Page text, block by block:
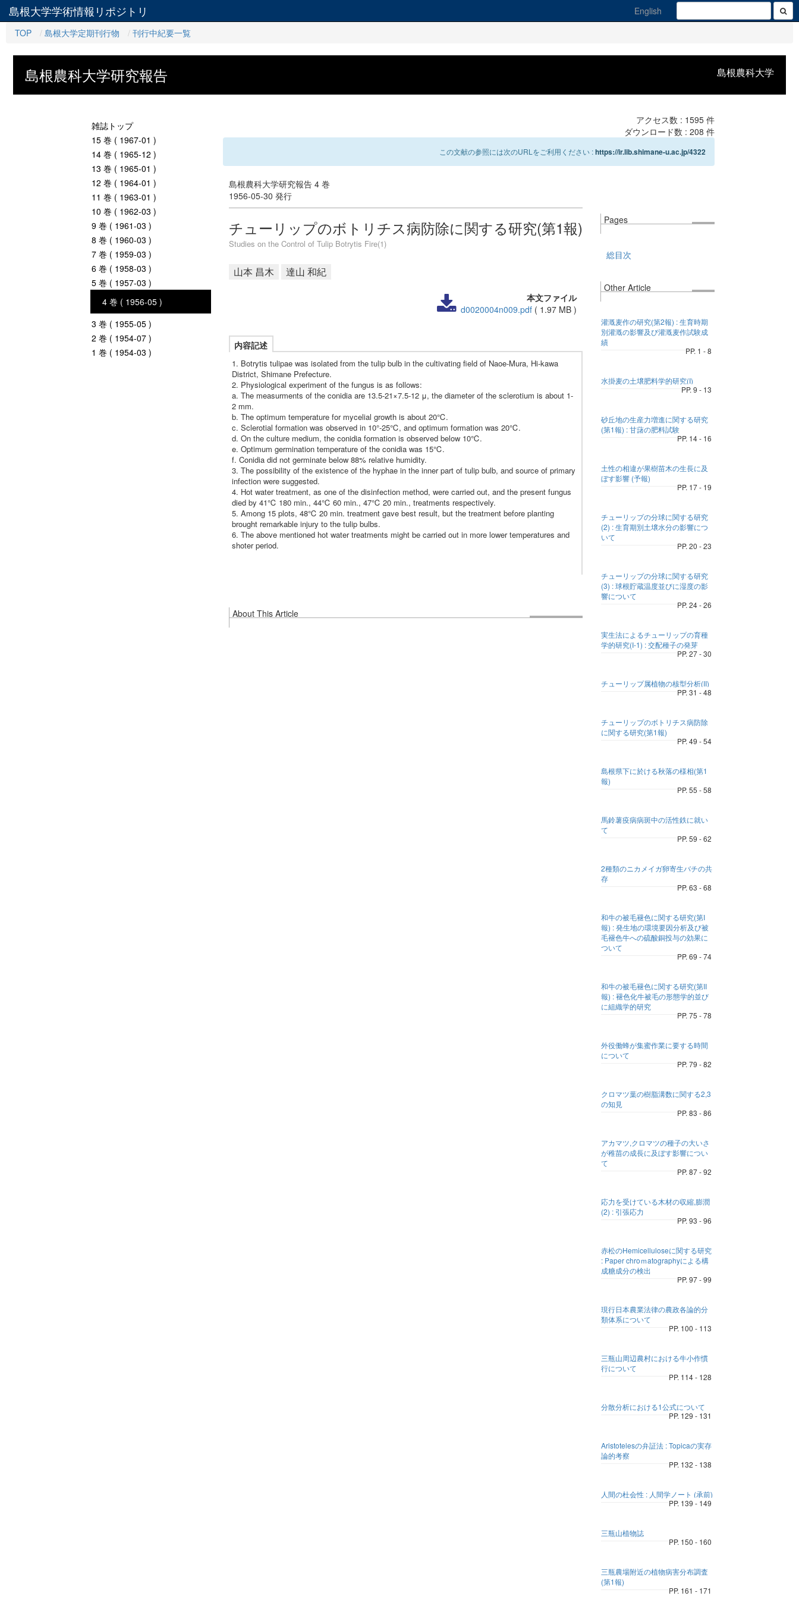
島根大学学術情報リポジトリ
English
TOP
島根大学定期刊行物 刊行中紀要一覧
島根農科大学
島根農科大学研究報告
雑誌トップ
15 巻 ( 1967-01 )
14 巻 ( 1965-12 )
13 巻 ( 1965-01 )
12 巻 ( 1964-01 )
11 巻 ( 1963-01 )
10 巻 ( 1962-03 )
9 巻 ( 1961-03 )
8 巻 ( 1960-03 )
7 巻 ( 1959-03 )
6 巻 ( 1958-03 )
5 巻 ( 1957-03 )
4 巻 ( 1956-05 )
3 巻 ( 1955-05 )
2 巻 ( 1954-07 )
1 巻 ( 1954-03 )
アクセス数 : 1595件
ダウンロード数 : 208 件
この文献の参照には次のURLをご利用ください :https://ir.lib.shimane-u.ac.jp/4322
島根農科大学研究報告 4 巻
1956-05-30 発行
チューリップのボトリチス病防除に関する研究(第1報)
Studies on the Control of Tulip Botrytis Fire(1)
山本 昌木 達山 和紀
本文ファイル
d0020004n009.pdf ( 1.97 MB )
内容記述
1. Botrytis tulipae was isolated from the tulip bulb in the cultivating field of Naoe-Mura, Hi-kawa
District, Shimane Prefecture.
2. Physiological experiment of the fungus is as follows:
a. The measurments of the conidia are 13.5-21×7.5-12 μ, the diameter of the sclerotium is about 1-
2 mm.
b. The optimum temperature for mycelial growth is about 20℃.
c. Sclerotial formation was observed in 10°-25℃, and optimum formation was 20℃.
d. On the culture medium, the conidia formation is observed below 10℃.
e. Optimum germination temperature of the conidia was 15℃.
f. Conidia did not germinate below 88% relative humidity.
3. The possibility of the existence of the hyphae in the inner part of tulip bulb, and source of primary
infection were suggested.
4. Hot water treatment, as one of the disinfection method, were carried out, and the present fungus
died by 41℃ 180 min., 44℃ 60 min., 47℃ 20 min., treatments respectively.
5. Among 15 plots, 48℃ 20 min. treatment gave best result, but the treatment before planting
brought remarkable injury to the tulip bulbs.
6. The above mentioned hot water treatments might be carried out in more lower temperatures and
shoter period.
About This Article
Pages
総目次
Other Article
灌漑麦作の研究(第2報) : 生育時期
別灌漑の影響及び灌漑麦作試験成
績
PP. 1 - 8
水掛麦の土壌肥料学的研究(I)
PP. 9 - 13
砂丘地の生産力増進に関する研究
(第1報) : 甘藷の肥料試験
PP. 14 - 16
土性の相違が果樹苗木の生長に及
ぼす影響 (予報)
PP. 17 - 19
チューリップの分球に関する研究
(2) : 生育期別土壌水分の影響につ
いて
PP. 20 - 23
チューリップの分球に関する研究
(3) : 球根貯蔵温度並びに湿度の影
響について
PP. 24 - 26
実生法によるチューリップの育種
学的研究(I-1) : 交配種子の発芽
PP. 27 - 30
チューリップ属植物の核型分析(II)
PP. 31 - 48
チューリップのボトリチス病防除
に関する研究(第1報)
PP. 49 - 54
島根県下に於ける秋落の様相(第1
報)
PP. 55 - 58
馬鈴薯疫病病斑中の活性鉄に就い
て
PP. 59 - 62
2種類のニカメイガ卵寄生バチの共
存
PP. 63 - 68
和牛の被毛褪色に関する研究(第I
報) : 発生地の環境要因分析及び被
毛褪色牛への硫酸銅投与の効果に
ついて
PP. 69 - 74
和牛の被毛褪色に関する研究(第II
報) : 褪色化牛被毛の形態学的並び
に組織学的研究
PP. 75 - 78
外役働蜂が集蜜作業に要する時間
について
PP. 79 - 82
クロマツ葉の樹脂溝数に関する2,3
の知見
PP. 83 - 86
アカマツ,クロマツの種子の大いさ
が稚苗の成長に及ぼす影響につい
て
PP. 87 - 92
応力を受けている木材の収縮,膨潤
(2) : 引張応力
PP. 93 - 96
赤松のHemicelluloseに関する研究
: Paper chroｍatographyによる構
成糖成分の検出
PP. 97 - 99
現行日本農業法律の農政各論的分
類体系について
PP. 100 - 113
三瓶山周辺農村における牛小作慣
行について
PP. 114 - 128
分散分析における1公式について
PP. 129 - 131
Aristotelesの弁証法 : Topicaの実存
論的考察
PP. 132 - 138
人間の杜会性 : 人間学ノート (承前)
PP. 139 - 149
三瓶山植物誌
PP. 150 - 160
三瓶農場附近の植物病害分布調査
(第1報)
PP. 161 - 171